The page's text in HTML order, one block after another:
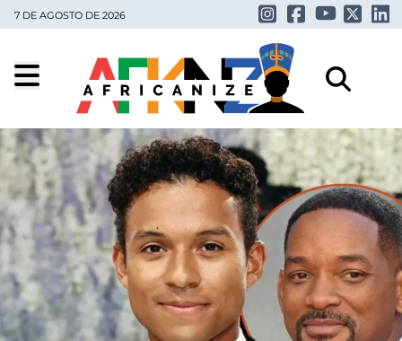
7 DE AGOSTO DE 2026